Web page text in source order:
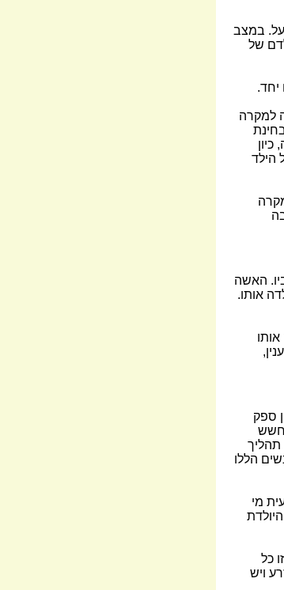
במצב
של
יחד.
למקרה
הילד
האשה
אותו.
ספק
תהליך
הללו
מי
כל
ויש